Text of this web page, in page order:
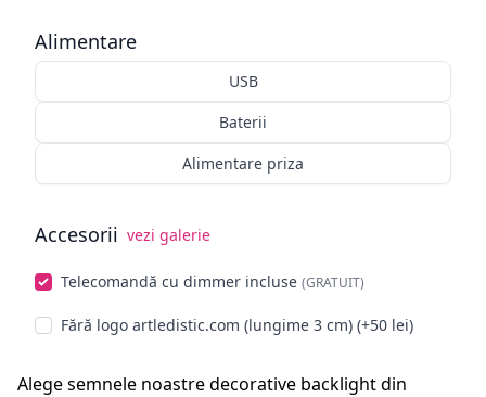
Alimentare
USB
Baterii
Alimentare priza
Accesorii vezi galerie
Telecomandă cu dimmer incluse (GRATUIT)
Fără logo artledistic.com (lungime 3 cm) (+50 lei)
Alege semnele noastre decorative backlight din